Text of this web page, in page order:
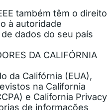
também têm o direito
à autoridade
dados do seu país
DA CALIFÓRNIA
da Califórnia (EUA),
na California
e California Privacy
de informações